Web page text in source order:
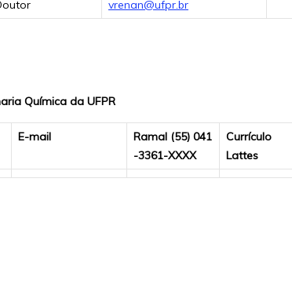
vrenan@ufpr.br
Química da UFPR
E-mail
Ramal (55) 041
-3361-XXXX
Currículo
Lattes